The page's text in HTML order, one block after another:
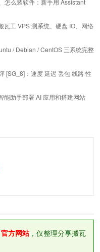
工 VPS 测系统、硬盘 IO、网络
/ Debian / CentOS 三系统完整
[SG_8]：速度 延迟 丢包 线路 性
能助手部署 AI 应用和搭建网站
方网站，仅整理分享搬瓦